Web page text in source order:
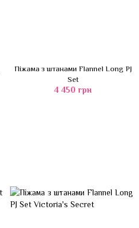
Піжама з штанами Flannel Long PJ
Set
4 450 грн